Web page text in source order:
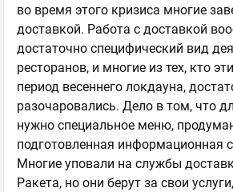
во время этого кризиса многие
доставкой. Работа с доставкой
достаточно специфический вид
ресторанов, и многие из тех, кто
период весеннего локдауна,
разочаровались. Дело в том, что
нужно специальное меню,
подготовленная информационная
Многие уповали на службы
Ракета, но они берут за свои